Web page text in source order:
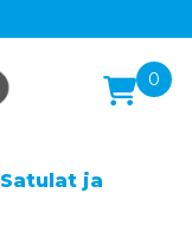
0
Satulat ja